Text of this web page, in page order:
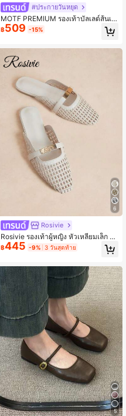
#ประกายวันหยุด
MOTF PREMIUM รองเท้าบัลเลต์ส้นเตี้
ยมีรายละเอียดของเพชรแฟนซี
฿509 -15%
6
Rosivie
Rosivie รองเท้าผู้หญิง หัวเหลี่ยมเล็ก พื้
นแบน สีเบจ สานด้วยมือ สวมใส่สบาย ร
ะบายอากาศได้ดี หัวเข็มขัดโลหะ แฟชั่
ยุด รองเท้าส้นแบนผู้หญิง รองเท้าแตะแ
บบสวม Mary Jane รองเท้าส้นแบนผู้ห
ญิง
฿445 -9% 3 วันสุดท้าย
5